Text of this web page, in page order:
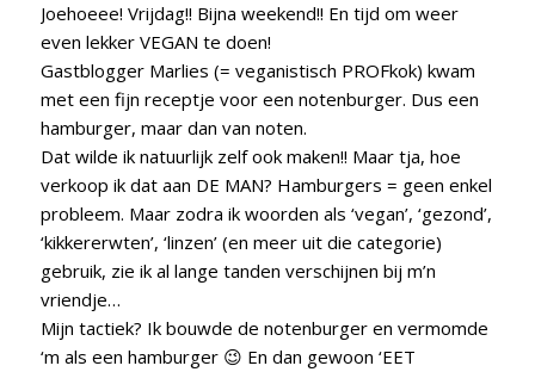
Joehoeee! Vrijdag!! Bijna weekend!! En tijd om weer
even lekker VEGAN te doen!
Gastblogger Marlies (= veganistisch PROFkok) kwam
met een fijn receptje voor een notenburger. Dus een
hamburger, maar dan van noten.
Dat wilde ik natuurlijk zelf ook maken!! Maar tja, hoe
verkoop ik dat aan DE MAN? Hamburgers = geen enkel
probleem. Maar zodra ik woorden als ‘vegan’, ‘gezond’,
‘kikkererwten’, ‘linzen’ (en meer uit die categorie)
gebruik, zie ik al lange tanden verschijnen bij m’n
vriendje…
Mijn tactiek? Ik bouwde de notenburger en vermomde
‘m als een hamburger 😉 En dan gewoon ‘EET